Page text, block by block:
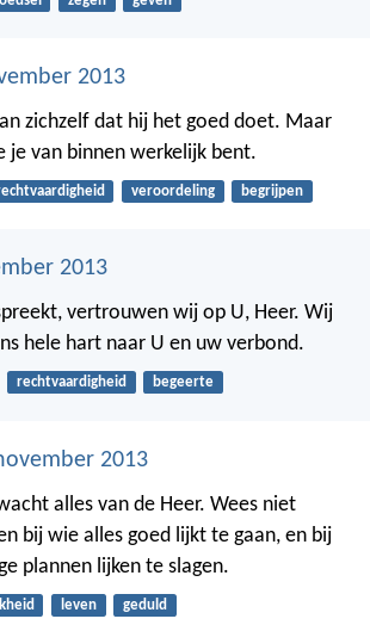
2013
zichzelf dat hij het goed doet. Maar
je van binnen werkelijk bent.
veroordeling begrijpen
2013
vertrouwen wij op U, Heer. Wij
hele hart naar U en uw verbond.
rechtvaardigheid begeerte
2013
alles van de Heer. Wees niet
bij wie alles goed lijkt te gaan, en bij
plannen lijken te slagen.
leven geduld